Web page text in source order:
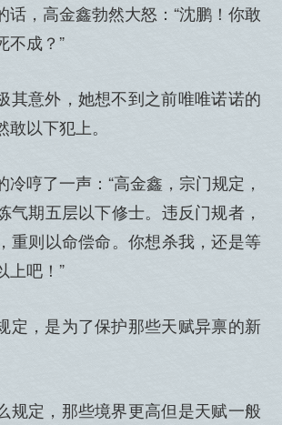
话，高金鑫勃然大怒：“沈鹏！你敢
不成？”
其意外，她想不到之前唯唯诺诺的
以下犯上。
冷哼了一声：“高金鑫，宗门规定，
气期五层以下修士。违反门规者，
重则以命偿命。你想杀我，还是等
上吧！”
定，是为了保护那些天赋异禀的新
规定，那些境界更高但是天赋一般